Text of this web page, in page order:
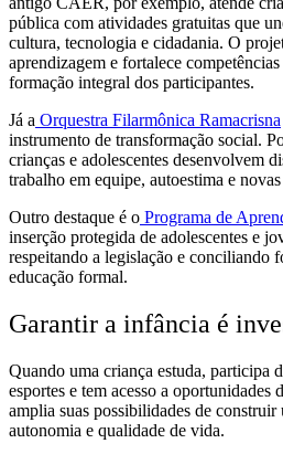
pública com atividades gratuitas que
cultura, tecnologia e cidadania. O
aprendizagem e fortalece
formação integral dos participantes.
Já a Orquestra Filarmônica Ramacrisna
instrumento de transformação social.
crianças e adolescentes desenvolvem
trabalho em equipe, autoestima e
Outro destaque é o Programa de
inserção protegida de adolescentes e
respeitando a legislação e conciliando
educação formal.
Garantir a infância é
Quando uma criança estuda, participa
esportes e tem acesso a oportunidades
amplia suas possibilidades de
autonomia e qualidade de vida.